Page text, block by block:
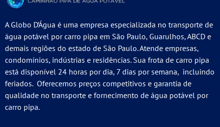
A Globo D’Água é uma empresa especializada no transporte de
água potável por carro pipa em São Paulo, Guarulhos, ABCD e
demais regiões do estado de São Paulo. Atende empresas,
condomínios, indústrias e residências. Sua frota de carro pipa
está disponível 24 horas por dia, 7 dias por semana, incluindo
feriados. Oferecemos preços competitivos e garantia de
qualidade no transporte e fornecimento de água potável por
carro pipa.